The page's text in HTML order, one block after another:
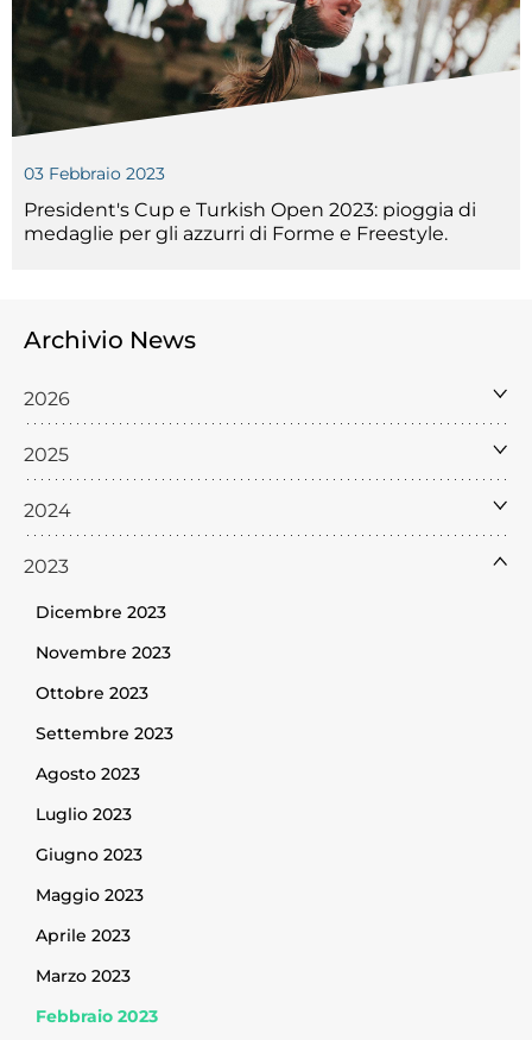
03 Febbraio 2023
President's Cup e Turkish Open 2023: pioggia di
medaglie per gli azzurri di Forme e Freestyle.
Archivio News
2026
2025
2024
2023
Dicembre 2023
Novembre 2023
Ottobre 2023
Settembre 2023
Agosto 2023
Luglio 2023
Giugno 2023
Maggio 2023
Aprile 2023
Marzo 2023
Febbraio 2023